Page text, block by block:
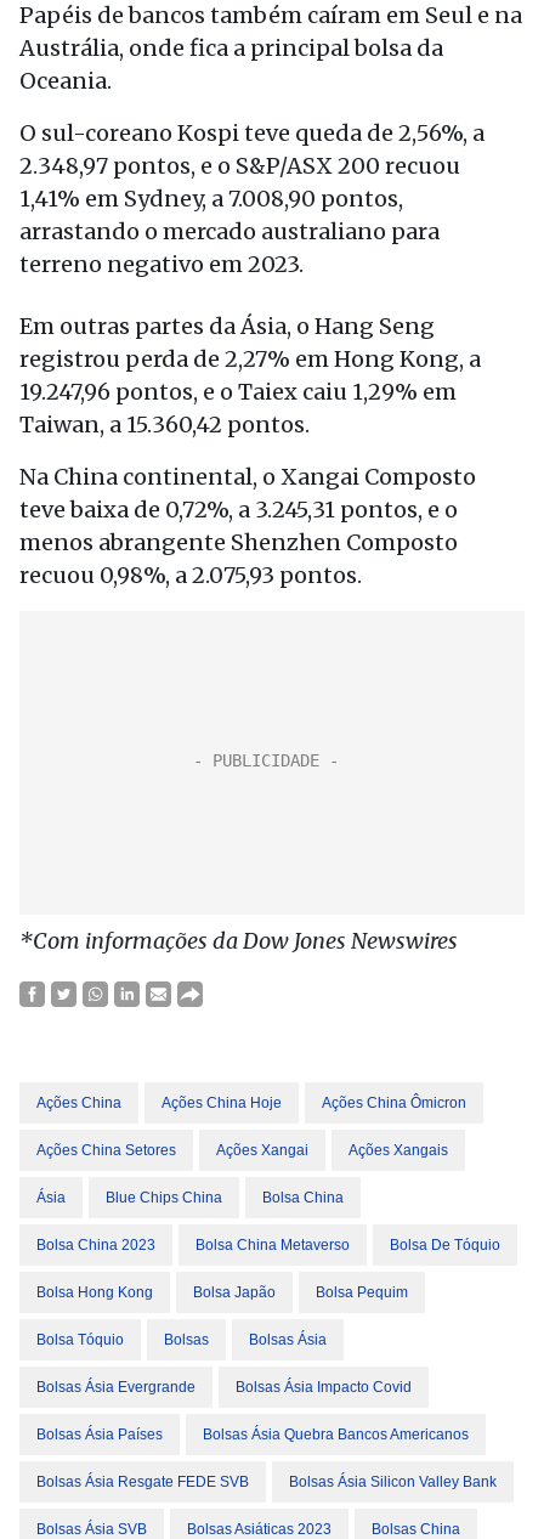
Papéis de bancos também caíram em Seul e na
Austrália, onde fica a principal bolsa da
Oceania.
O sul-coreano Kospi teve queda de 2,56%, a
2.348,97 pontos, e o S&P/ASX 200 recuou
1,41% em Sydney, a 7.008,90 pontos,
arrastando o mercado australiano para
terreno negativo em 2023.
Em outras partes da Ásia, o Hang Seng
registrou perda de 2,27% em Hong Kong, a
19.247,96 pontos, e o Taiex caiu 1,29% em
Taiwan, a 15.360,42 pontos.
Na China continental, o Xangai Composto
teve baixa de 0,72%, a 3.245,31 pontos, e o
menos abrangente Shenzhen Composto
recuou 0,98%, a 2.075,93 pontos.
*Com informações da Dow Jones Newswires
Ações China Ações China Hoje Ações China Ômicron
Ações China Setores Ações Xangai Ações Xangais
Ásia Blue Chips China Bolsa China
Bolsa China 2023 Bolsa China Metaverso Bolsa De Tóquio
Bolsa Hong Kong Bolsa Japão Bolsa Pequim
Bolsa Tóquio Bolsas Bolsas Ásia
Bolsas Ásia Evergrande Bolsas Ásia Impacto Covid
Bolsas Ásia Países Bolsas Ásia Quebra Bancos Americanos
Bolsas Ásia Resgate FEDE SVB Bolsas Ásia Silicon Valley Bank
Bolsas Ásia SVB Bolsas Asiáticas 2023 Bolsas China